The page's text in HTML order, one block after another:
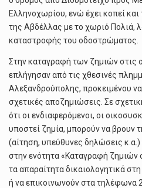
Ελληνοχωρίου, ενώ έχει κοπεί
της Αβδέλλας με το χωριό Πολιά,
καταστροφής του οδοστρώματος.
Στην καταγραφή των ζημιών στις
επλήγησαν από τις χθεσινές
Αλεξανδρούπολης, προκειμένου
σχετικές αποζημιώσεις. Σε
ότι οι ενδιαφερόμενοι, οι
υποστεί ζημία, μπορούν να βρουν
(αίτηση, υπεύθυνες δηλώσεις
στην ενότητα «Καταγραφή ζημιών
τα απαραίτητα δικαιολογητικά
ή να επικοινωνούν στα τηλέφωνα